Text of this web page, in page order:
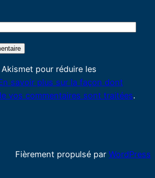
pour réduire les
savoir plus sur la façon dont
vos commentaires sont traitées.
Fièrement propulsé par WordPress